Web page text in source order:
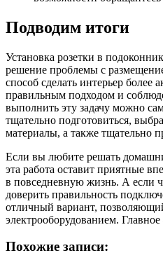
Подводим итоги
Установка розетки в
решение проблемы с
способ сделать интерьер
правильным подходом и
выполнить эту задачу можно
тщательно подготовиться,
материалы, а также тщательно
Если вы любите решать
эта работа оставит приятные
в повседневную жизнь. А если
доверить правильность
отличный вариант,
электрооборудованием.
Похожие записи: